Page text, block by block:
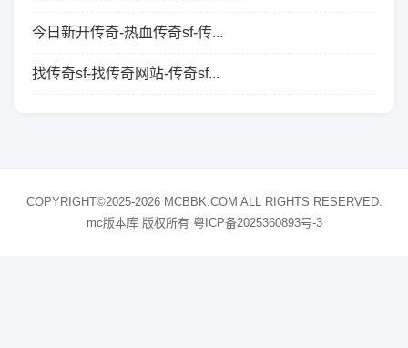
今日新开传奇-热血传奇sf-传...
找传奇sf-找传奇网站-传奇sf...
COPYRIGHT©2025-2026 MCBBK.COM ALL RIGHTS RESERVED.
mc版本库 版权所有 粤ICP备2025360893号-3